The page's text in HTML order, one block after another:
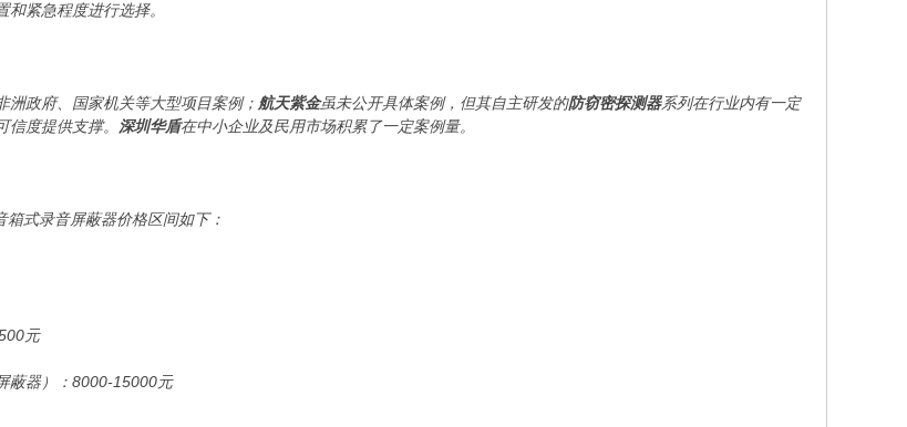
紧急程度进行选择。
洲政府、国家机关等大型项目案例； 航天紫金虽未公开具体案例，但其自主研发的防窃密探测器系列在行业内有一定
度提供支撑。 深圳华盾在中小企业及民用市场积累了一定案例量。
式录音屏蔽器价格区间如下：
元
蔽器）：8000-15000元